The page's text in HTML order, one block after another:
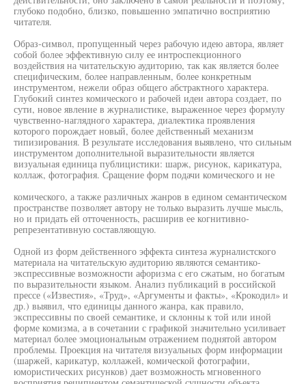
глубоко подобно, близко, повышенно эмпатично восприятию
читателя.
Образ-символ, пропущенный через рабочую идею автора, являет
собой более эффективную силу ее интроспекционного
воздействия на читательскую аудиторию, так как является более
специфическим, более направленным, более конкретным
инструментом, нежели образ общего абстрактного характера.
Глубокий синтез комического и рабочей идеи автора создает, по
сути, новое явление в журналистике, выраженное через формулу
чувственно-наглядного характера, диалектика проявления
которого порождает новый, более действенный механизм
типизирования. В результате исследования выявлено, что сильным
инструментом дополнительной выразительности является
визуальная единица публицистики: шарж, рисунок, карикатура,
коллаж, фотография. Сращение форм подачи комического и не
комического, а также различных жанров в едином семантическом
пространстве позволяет автору не только выразить лучше мысль,
но и придать ей отточенность, расширив ее когнитивно-
репрезентативную составляющую.
Одной из форм действенного эффекта синтеза журналистского
материала на читательскую аудиторию являются семантико-
экспрессивные возможности афоризма с его сжатым, но богатым
по выразительности языком. Анализ публикаций в российской
прессе («Известия», «Труд», «Аргументы и факты», «Крокодил» и
др.) выявил, что единицы данного жанра, как правило,
экспрессивны по своей семантике, и склонны к той или иной
форме комизма, а в сочетании с графикой значительно усиливает
материал более эмоциональным отражением поднятой автором
проблемы. Проекция на читателя визуальных форм информации
(шаржей, карикатур, коллажей, комической фотографии,
юмористических рисунков) дает возможность мгновенного